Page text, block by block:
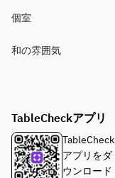
個室
和の雰囲気
TableCheckアプリ
TableCheck
アプリをダ
ウンロード